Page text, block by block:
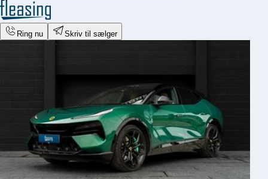
Ring nu Skriv til sælger